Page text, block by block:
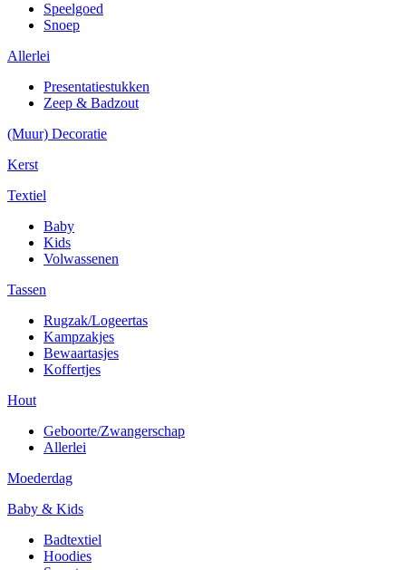
Speelgoed
Snoep
Allerlei
Presentatiestukken
Zeep & Badzout
(Muur) Decoratie
Kerst
Textiel
Baby
Kids
Volwassenen
Tassen
Rugzak/Logeertas
Kampzakjes
Bewaartasjes
Koffertjes
Hout
Geboorte/Zwangerschap
Allerlei
Moederdag
Baby & Kids
Badtextiel
Hoodies